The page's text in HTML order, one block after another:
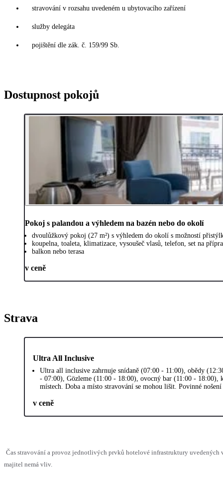
stravování v rozsahu uvedeném u ubytovacího zařízení
služby delegáta
pojištění dle zák. č. 159/99 Sb.
Dostupnost pokojů
Pokoj s palandou a výhledem na bazén nebo do okolí
dvoulůžkový pokoj (27 m²) s výhledem do okolí s možností
koupelna, toaleta, klimatizace, vysoušeč vlasů, telefon, set na
balkon nebo terasa
v ceně
Strava
Ultra All Inclusive
Ultra all inclusive zahrnuje snídaně (07:00 - 11:00), obědy
- 07:00), Gözleme (11:00 - 18:00), ovocný bar (11:00 - 18:00),
místech. Doba a místo stravování se mohou lišit. Povinné
v ceně
Čas stravování a provoz jednotlivých prvků hotelové infrastruktury uvedených
majitel nemá vliv.